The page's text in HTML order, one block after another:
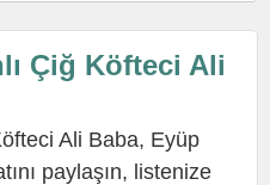
Çiğ Köfteci Ali
Ali Baba, Eyüp
paylaşın, listenize